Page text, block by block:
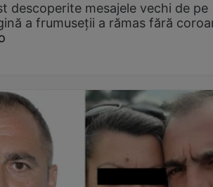
descoperite mesajele vechi de pe
a frumuseții a rămas fără